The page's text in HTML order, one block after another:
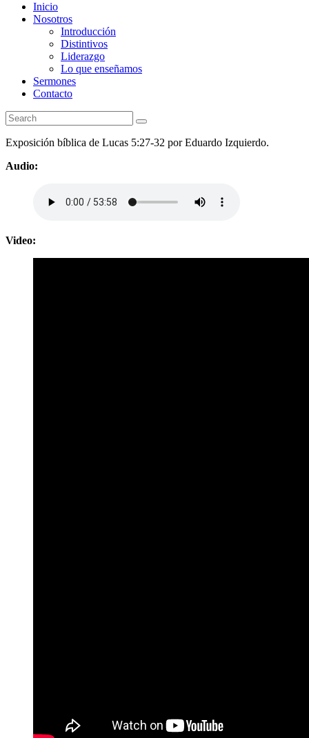
Inicio
Nosotros
Introducción
Distintivos
Liderazgo
Lo que enseñamos
Sermones
Contacto
Exposición bíblica de Lucas 5:27-32 por Eduardo Izquierdo.
Audio:
Video: